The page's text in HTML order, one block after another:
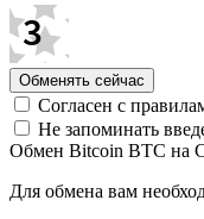
Согласен с
Не запоминать
Обмен Bitcoin BTC на
Для обмена вам